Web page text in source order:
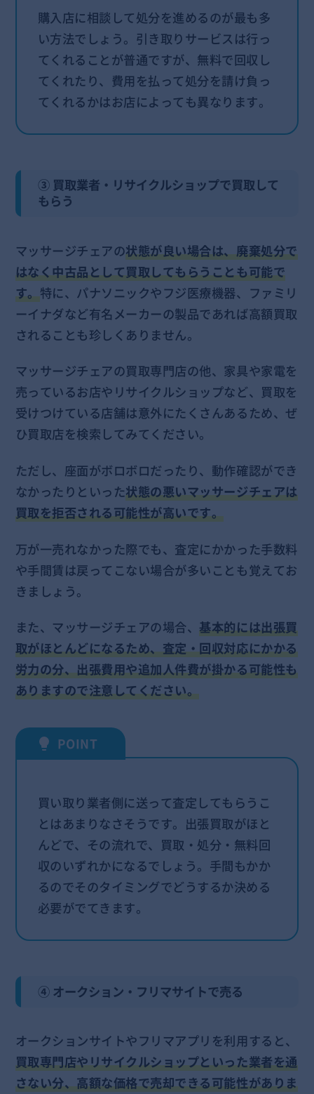
購入店に相談して処分を進めるのが最も多
い方法でしょう。引き取りサービスは行っ
てくれることが普通ですが、無料で回収し
てくれたり、費用を払って処分を請け負っ
てくれるかはお店によっても異なります。
③ 買取業者・リサイクルショップで買取して
もらう
マッサージチェアの状態が良い場合は、廃棄処分で
はなく中古品として買取してもらうことも可能で
す。特に、パナソニックやフジ医療機器、ファミリ
ーイナダなど有名メーカーの製品であれば高額買取
されることも珍しくありません。
マッサージチェアの買取専門店の他、家具や家電を
売っているお店やリサイクルショップなど、買取を
受けつけている店舗は意外にたくさんあるため、ぜ
ひ買取店を検索してみてください。
ただし、座面がボロボロだったり、動作確認ができ
なかったりといった状態の悪いマッサージチェアは
買取を拒否される可能性が高いです。
万が一売れなかった際でも、査定にかかった手数料
や手間賃は戻ってこない場合が多いことも覚えてお
きましょう。
また、マッサージチェアの場合、基本的には出張買
取がほとんどになるため、査定・回収対応にかかる
労力の分、出張費用や追加人件費が掛かる可能性も
ありますので注意してください。
買い取り業者側に送って査定してもらうこ
とはあまりなさそうです。出張買取がほと
んどで、その流れで、買取・処分・無料回
収のいずれかになるでしょう。手間もかか
るのでそのタイミングでどうするか決める
必要がでてきます。
④ オークション・フリマサイトで売る
オークションサイトやフリマアプリを利用すると、
買取専門店やリサイクルショップといった業者を通
さない分、高額な価格で売却できる可能性がありま